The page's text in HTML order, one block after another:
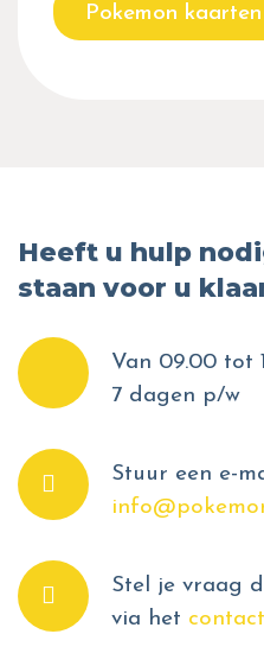
Pokemon
Heeft u hulp
staan voor u
Van 09.00 tot
7 dagen p/w
Stuur een e-
Stel je vraag
via het